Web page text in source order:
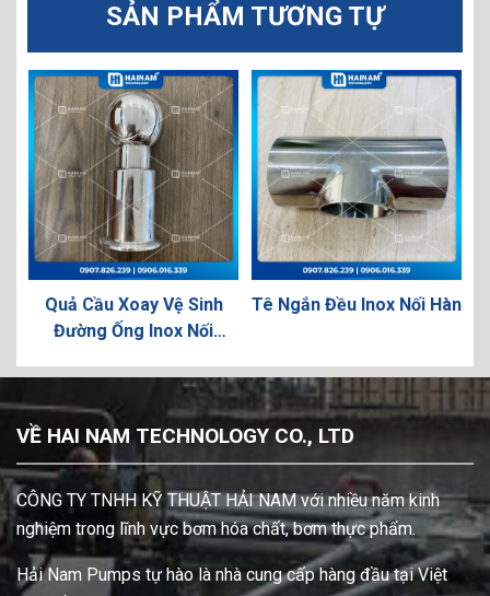
SẢN PHẨM TƯƠNG TỰ
Quả Cầu Xoay Vệ Sinh
Đường Ống Inox Nối
Tê Ngắn Đều Inox Nối Hàn
VỀ HAI NAM TECHNOLOGY CO., LTD
CÔNG TY TNHH KỸ THUẬT HẢI NAM với nhiều năm kinh
nghiệm trong lĩnh vực bơm hóa chất, bơm thực phẩm.
Hải Nam Pumps tự hào là nhà cung cấp hàng đầu tại Việt